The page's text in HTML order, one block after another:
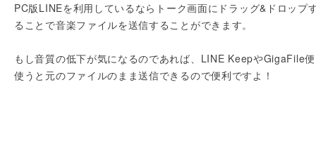
PC版LINEを利用しているならトーク画面にドラッグ&ドロップ
ることで音楽ファイルを送信することができます。
もし音質の低下が気になるのであれば、LINE KeepやGigaFile
使うと元のファイルのまま送信できるので便利ですよ！